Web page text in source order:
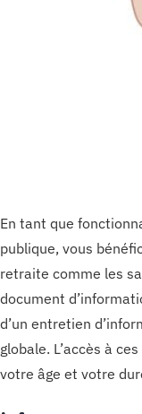
En tant que
publique, vous
retraite comme les
document
d’un entretien
globale. L’accès à
votre âge et votre